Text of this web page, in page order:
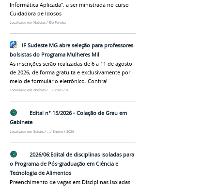
Informática Aplicada", a ser ministrada no curso
Cuidadora de Idosos
Localizado em Notícias / Rio Pomba
IF Sudeste MG abre seleção para professores
bolsistas do Programa Mulheres Mil
As inscrições serão realizadas de 6 a 11 de agosto
de 2026, de forma gratuita e exclusivamente por
meio de formulário eletrônico. Confira!
Localizado em Notícias / / 2026 / 8
Edital n° 15/2026 - Colação de Grau em
Gabinete
Localizado em Editais / … / Ensino / 2026
2026/06:Edital de disciplinas isoladas para
o Programa de Pós-graduação em Ciência e
Tecnologia de Alimentos
Preenchimento de vagas em Disciplinas Isoladas